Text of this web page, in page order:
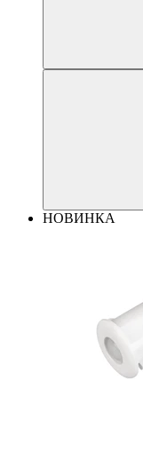
НОВИНКА